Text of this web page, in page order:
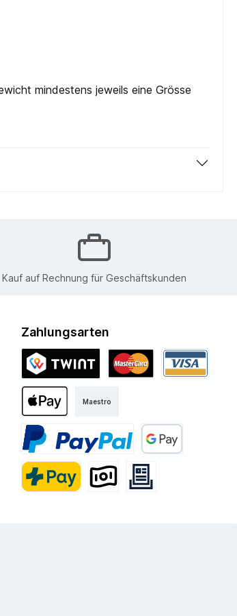
mindestens jeweils eine Grösse
Kauf auf Rechnung für Geschäftskunden
Zahlungsarten
Twint
Apple Pay
Maestro
PayPal Google Pay